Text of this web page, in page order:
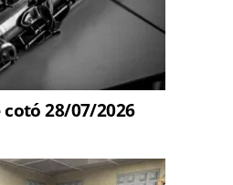
cotó 28/07/2026